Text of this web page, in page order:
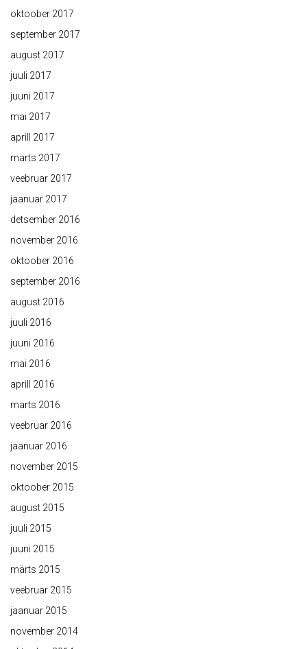
oktoober 2017
september 2017
august 2017
juuli 2017
juuni 2017
mai 2017
aprill 2017
märts 2017
veebruar 2017
jaanuar 2017
detsember 2016
november 2016
oktoober 2016
september 2016
august 2016
juuli 2016
juuni 2016
mai 2016
aprill 2016
märts 2016
veebruar 2016
jaanuar 2016
november 2015
oktoober 2015
august 2015
juuli 2015
juuni 2015
märts 2015
veebruar 2015
jaanuar 2015
november 2014